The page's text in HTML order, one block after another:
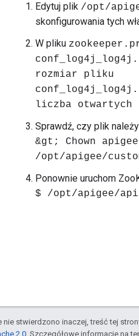
Edytuj plik /opt/
skonfigurowania tych
W pliku
rozmiar pliku
liczba otwartych
Sprawdź, czy plik
&gt; Chown
/opt/apigee/
Ponownie uruchom
$ /opt/apigee/
nie stwierdzono inaczej, treść tej
2.0. Szczegółowe informacje na